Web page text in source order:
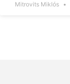
Mitrovits Miklós